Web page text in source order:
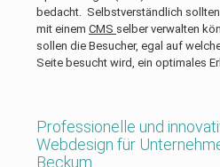
bedacht. Selbstverständlich sollten
mit einem CMS selber verwalten
sollen die Besucher, egal auf
Seite besucht wird, ein optimales
Professionelle und
Webdesign für
Beckum